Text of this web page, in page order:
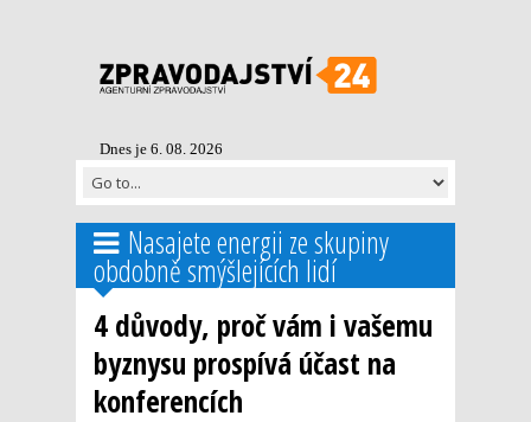
Dnes je 6. 08. 2026
Nasajete energii ze skupiny
obdobně smýšlejících lidí
4 důvody, proč vám i vašemu
byznysu prospívá účast na
konferencích